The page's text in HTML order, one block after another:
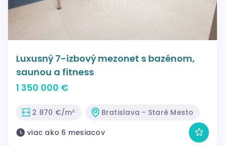
Luxusný 7-izbový mezonet s bazénom,
saunou a fitness
1 350 000 €
2 870 €/m²
Bratislava - Staré Mesto
viac ako 6 mesiacov